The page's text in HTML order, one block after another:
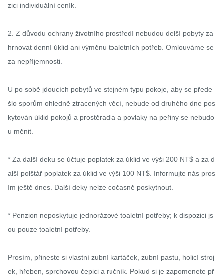
zici individuální ceník.
2. Z důvodu ochrany životního prostředí nebudou delší pobyty za
hrnovat denní úklid ani výměnu toaletních potřeb. Omlouváme se
za nepříjemnosti.
U po sobě jdoucích pobytů ve stejném typu pokoje, aby se přede
šlo sporům ohledně ztracených věcí, nebude od druhého dne pos
kytován úklid pokojů a prostěradla a povlaky na peřiny se nebudo
u měnit.
* Za další deku se účtuje poplatek za úklid ve výši 200 NT$ a za d
alší polštář poplatek za úklid ve výši 100 NT$. Informujte nás pros
ím ještě dnes. Další deky nelze dočasně poskytnout.
* Penzion neposkytuje jednorázové toaletní potřeby; k dispozici js
ou pouze toaletní potřeby.
Prosím, přineste si vlastní zubní kartáček, zubní pastu, holicí stroj
ek, hřeben, sprchovou čepici a ručník. Pokud si je zapomenete př